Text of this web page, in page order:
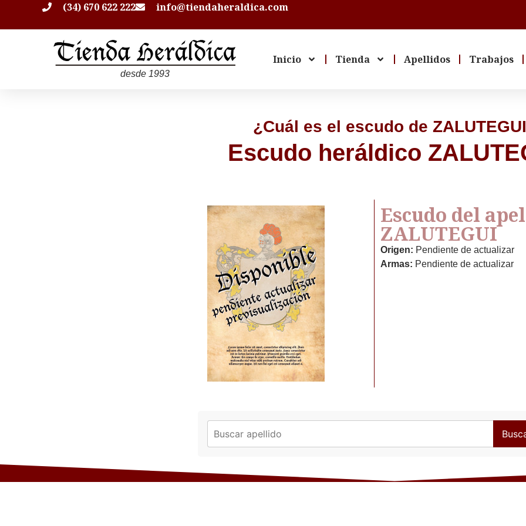
(34) 670 622 222 info@tiendaheraldica.com
desde 1993
Inicio Tienda Apellidos Trabajos
¿Cuál es el escudo de
Escudo heráldico
Escudo del
ZALUTEGUI
Origen: Pendiente de actualizar
Armas: Pendiente de actualizar